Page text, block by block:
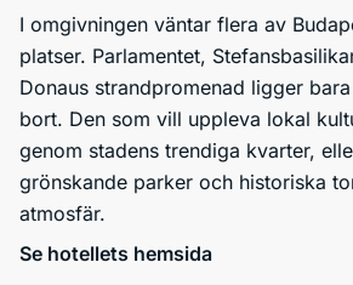
I omgivningen väntar flera av
platser. Parlamentet,
Donaus strandpromenad ligger
bort. Den som vill uppleva lokal
genom stadens trendiga kvarter,
grönskande parker och historiska
atmosfär.
Se hotellets hemsida